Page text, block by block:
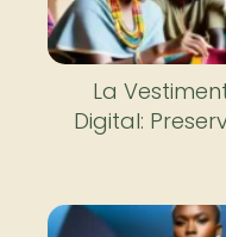
La
Digital: